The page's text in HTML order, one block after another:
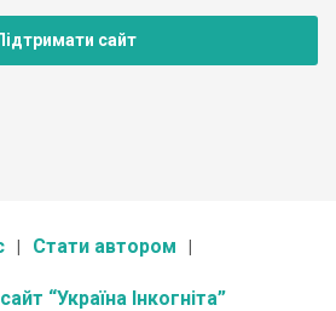
сайт
Стати автором
“Україна Інкогніта”